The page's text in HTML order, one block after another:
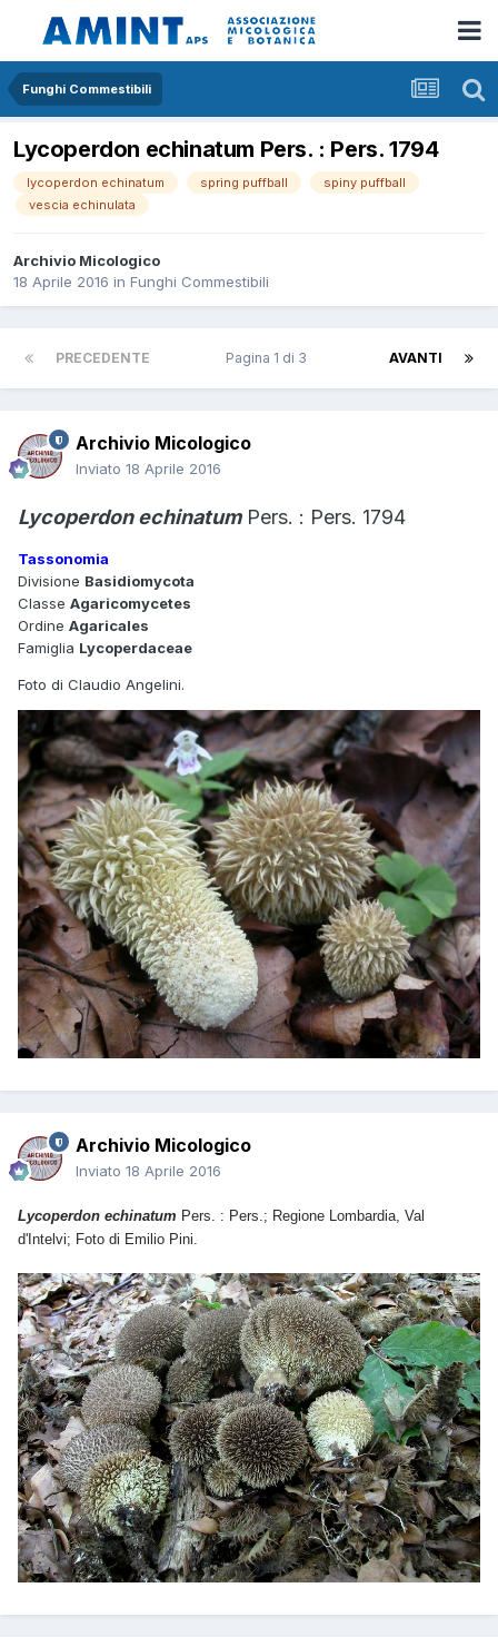
Funghi Commestibili
Lycoperdon echinatum Pers. : Pers. 1794
lycoperdon echinatum spring puffball
spiny puffball
vescia echinulata
Archivio Micologico
18 Aprile 2016 in Funghi Commestibili
PRECEDENTE AVANTI
Pagina 1 di 3
Archivio Micologico
Inviato 18 Aprile 2016
Lycoperdon echinatumPers. : Pers. 1794
Tassonomia
Divisione Basidiomycota
Classe Agaricomycetes
Ordine Agaricales
Famiglia Lycoperdaceae
Foto di Claudio Angelini.
Archivio Micologico
Inviato 18 Aprile 2016
Lycoperdon echinatum Pers. : Pers.; Regione Lombardia, Val
d'Intelvi; Foto di Emilio Pini.